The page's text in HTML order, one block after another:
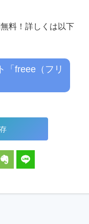
料！詳しくは以下
「freee（フリ